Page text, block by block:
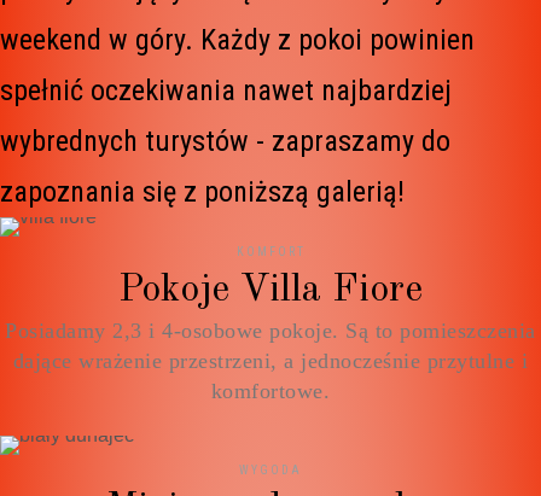
weekend w góry. Każdy z pokoi powinien
spełnić oczekiwania nawet najbardziej
wybrednych turystów - zapraszamy do
zapoznania się z poniższą galerią!
KOMFORT
Pokoje Villa Fiore
Posiadamy 2,3 i 4-osobowe pokoje. Są to pomieszczenia
dające wrażenie przestrzeni, a jednocześnie przytulne i
komfortowe.
WYGODA